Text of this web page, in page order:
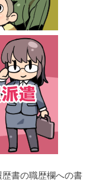
書の職歴欄への書